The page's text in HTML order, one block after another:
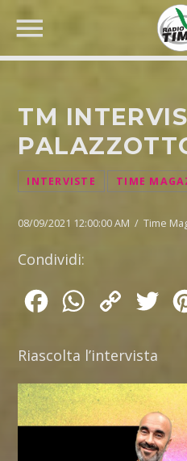
CERCA NEL
TM
INTERVISTE TIME
08/09/2021 12:00:00 AM / Time
Condividi:
FacebookWhatsApp
Copy
Riascolta l’intervista